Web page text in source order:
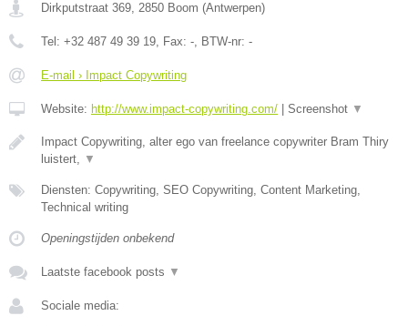
Dirkputstraat 369, 2850 Boom (Antwerpen)
Tel: +32 487 49 39 19, Fax: -, BTW-nr: -
E-mail › Impact Copywriting
Website: http://www.impact-copywriting.com/ Screenshot ▼
Impact Copywriting, alter ego van freelance copywriter Bram Thiry
luistert, ▼
Diensten: Copywriting, SEO Copywriting, Content Marketing,
Technical writing
Openingstijden onbekend
Laatste facebook posts ▼
Sociale media: